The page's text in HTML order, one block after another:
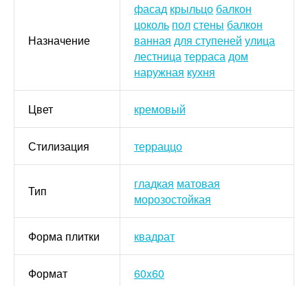
Назначение
фасад крыльцо балкон
цоколь полстены балкон
ванная для ступеней улица
лестницатеррасадом
наружная кухня
Цвет кремовый
Стилизация терраццо
Тип гладкая матовая
морозостойкая
Форма плитки квадрат
Формат 60x60